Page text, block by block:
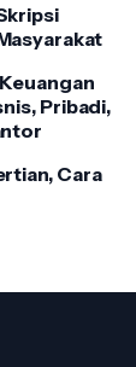
Pribadi,
Cara